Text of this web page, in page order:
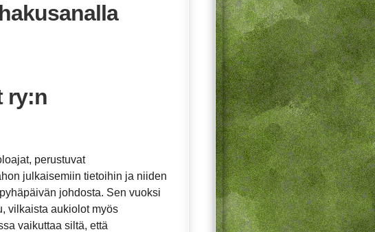
ry:n
perustuvat
julkaisemiin tietoihin ja niiden
johdosta. Sen vuoksi
vilkaista aukiolot myös
vaikuttaa siltä, että